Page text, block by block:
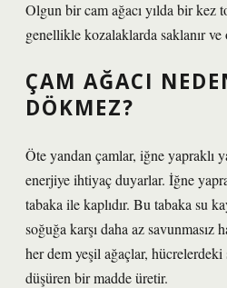
Olgun bir cam ağacı yılda bir kez
genellikle kozalaklarda saklanır
ÇAM AĞACI
DÖKMEZ?
Öte yandan çamlar, iğne yapraklı
enerjiye ihtiyaç duyarlar. İğne
tabaka ile kaplıdır. Bu tabaka su
soğuğa karşı daha az savunmasız
her dem yeşil ağaçlar, hücrelerdeki
düşüren bir madde üretir.